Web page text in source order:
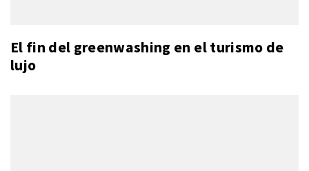
El fin del greenwashing en el turismo de
lujo